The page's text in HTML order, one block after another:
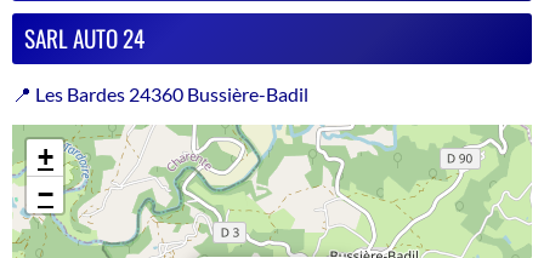
SARL AUTO 24
📍 Les Bardes 24360 Bussière-Badil
+
−